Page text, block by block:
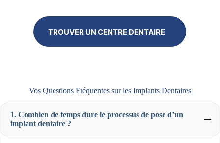
TROUVER UN CENTRE DENTAIRE
Vos Questions Fréquentes sur les Implants Dentaires
1. Combien de temps dure le processus de pose d’un
implant dentaire ?